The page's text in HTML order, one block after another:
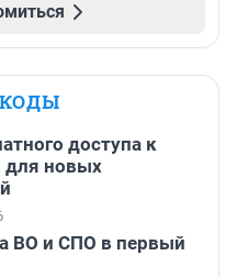
доступа к
для новых
ВО и СПО в первый